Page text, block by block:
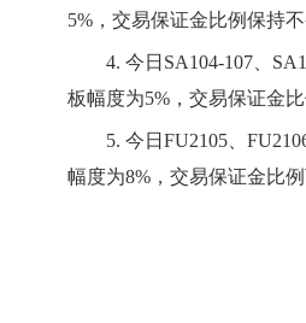
5%，交易保证金比例保持
4. 今日 SA104-107、
板幅度为5%，交易保证金
5. 今日 FU2105、
幅度为8%，交易保证金比例